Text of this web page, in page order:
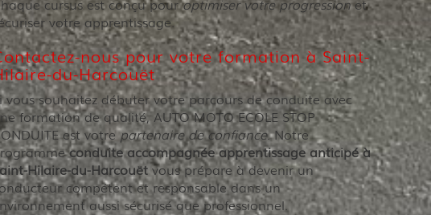
cursus est conçu pouroptimiser votre progressionet
votre apprentissage.
nous pour votre formation à Saint-
du-Harcouët
vous souhaitez débuter votre parcours de conduite avec
formation de qualité, AUTO MOTO ECOLE STOP
est votrepartenaire de confiance. Notre
conduite accompagnée apprentissage anticipé à
Hilaire-du-Harcouëtvous prépare à devenir un
compétent et responsable dans un
aussi sécurisé que professionnel.